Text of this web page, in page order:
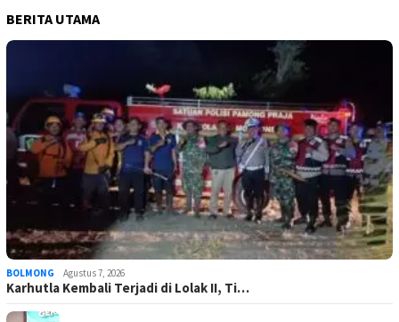
BERITA UTAMA
BOLMONG Agustus 7, 2026
Karhutla Kembali Terjadi di Lolak II, Ti…